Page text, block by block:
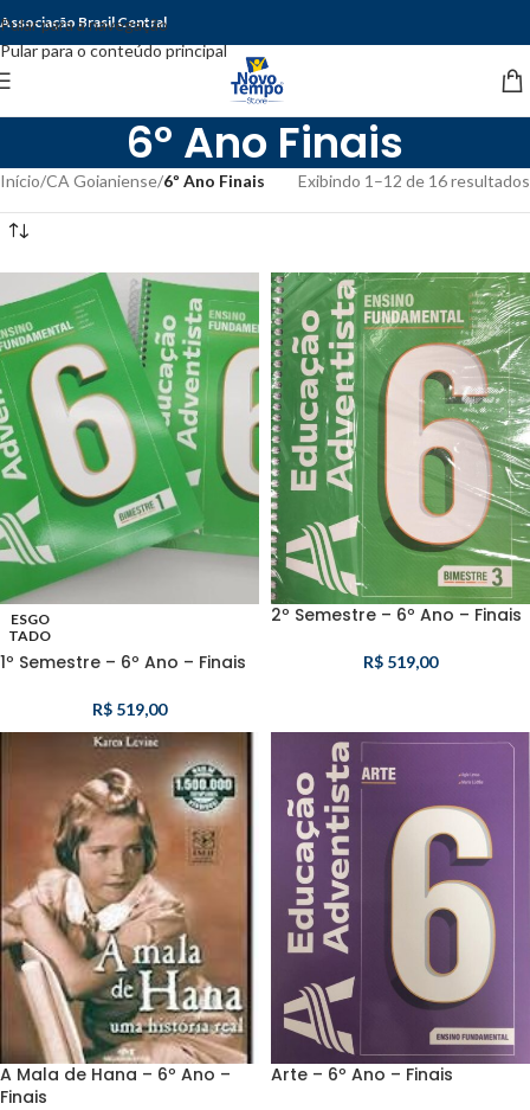
Pular para a navegação
Pular para o conteúdo principal
Associação Brasil Central
6º Ano Finais
Início/CA Goianiense/6º Ano Finais Exibindo 1–12 de 16 resultados
ESGO
TADO
1º Semestre – 6º Ano – Finais
R$ 519,00
2º Semestre – 6º Ano – Finais
R$ 519,00
A Mala de Hana – 6º Ano –
Finais
Arte – 6º Ano – Finais